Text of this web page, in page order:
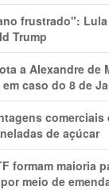
frustrado":
Trump
a Alexandre de
caso do 8 de
comerciais
de açúcar
formam maioria
meio de